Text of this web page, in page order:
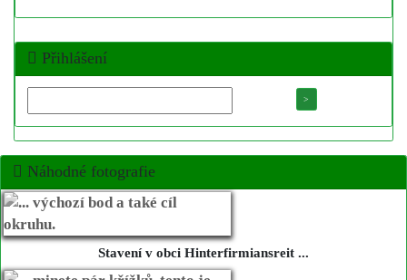
Přihlášení
Náhodné fotografie
Stavení v obci Hinterfirmiansreit ...